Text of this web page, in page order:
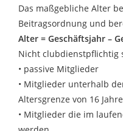
Das maßgebliche Alter
Beitragsordnung und
Alter = Geschäftsjahr –
Nicht clubdienstpflichtig
• passive Mitglieder
• Mitglieder unterhalb
Altersgrenze von 16 Jahre
• Mitglieder die im